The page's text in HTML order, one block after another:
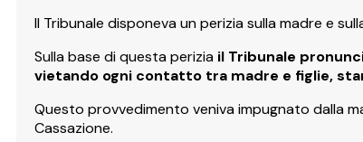
Il Tribunale disponeva un perizia sulla madre e
Sulla base di questa perizia il Tribunale
vietando ogni contatto tra madre e figlie,
Questo provvedimento veniva impugnato dalla
Cassazione.